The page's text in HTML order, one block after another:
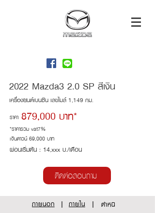
2022 Mazda3 2.0 SP สีเงิน
เครื่องยนต์เบนซิน เลขไมล์ 1,149 กม.
879,000 บาท*
ราคา
*ราคารวม vat7%
เงินดาวน์ 69,000 บาท
ผ่อนเริ่มต้น : 14,xxx บ./เดือน
ติดต่อสอบถาม
ภายนอก | ภายใน | ตำหนิ